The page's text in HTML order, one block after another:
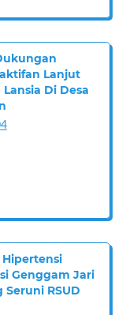
Lanjut
Di Desa
Genggam Jari
RSUD